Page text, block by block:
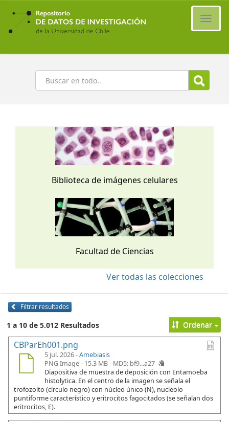
Ir
contenido
principal
Buscar
Biblioteca de imágenes celulares
Facultad de Ciencias
Ver todas las colecciones
Filtrar resultados
1 a 10 de 5.012 Resultados Ordenar
CBParEh001.png
5 jul. 2026 -Amebiasis
PNG Image - 15.3 MB - MD5: bf9...a27
Diapositiva de muestra de deposición con Entamoeba
histolytica. En el centro de la imagen se señala el
trofozoíto (círculo negro) con núcleo único (N), nucleolo
puntiforme característico y eritrocitos fagocitados (se señalan dos
eritrocitos, E).